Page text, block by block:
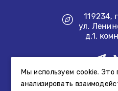
119234,
ул.
д.1,
Создание сайта
Мы используем cookie. Это
анализировать